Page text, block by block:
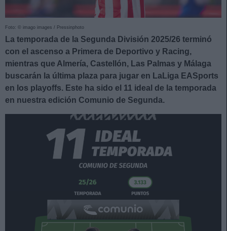
Foto: © imago images / Pressinphoto
La temporada de la Segunda División 2025/26 terminó
con el ascenso a Primera de Deportivo y Racing,
mientras que Almería, Castellón, Las Palmas y Málaga
buscarán la última plaza para jugar en LaLiga EASports
en los playoffs. Este ha sido el 11 ideal de la temporada
en nuestra edición Comunio de Segunda.